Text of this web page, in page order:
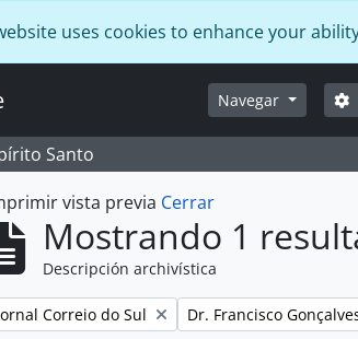
uses cookies to enhance your
Navegar
Santo
vista previa Cerrar
Mostrando 1
Descripción archivística
filter:
Correio do Sul Remove filter:
Dr. Francisco